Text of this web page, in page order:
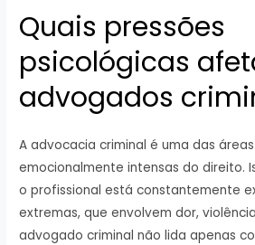
Quais pressões
psicológicas
advogados
A advocacia criminal é uma das
emocionalmente intensas do direito.
o profissional está constantemente
extremas, que envolvem dor,
advogado criminal não lida apenas